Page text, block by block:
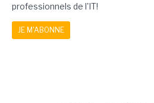
professionnels de l'IT!
JE M'ABONNE